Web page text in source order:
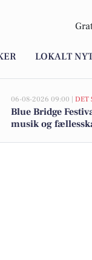
LOKALT
06-08-2026 09:00 | DET
Blue Bridge
musik og